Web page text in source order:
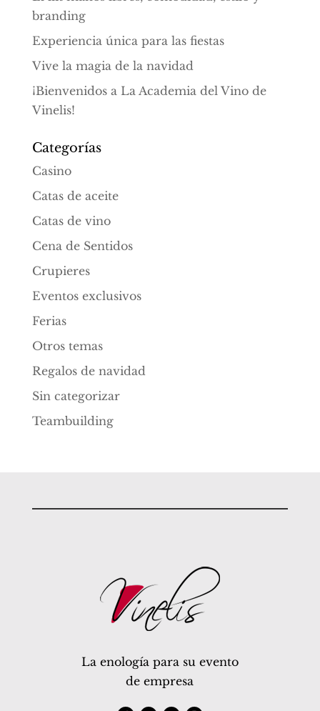
branding
Experiencia única para las fiestas
Vive la magia de la navidad
¡Bienvenidos a La Academia del Vino de
Vinelis!
Categorías
Casino
Catas de aceite
Catas de vino
Cena de Sentidos
Crupieres
Eventos exclusivos
Ferias
Otros temas
Regalos de navidad
Sin categorizar
Teambuilding
La enología para su evento
de empresa